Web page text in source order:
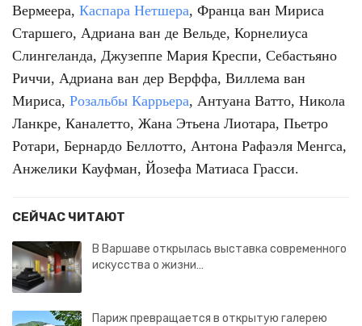
Вермеера, Каспара Нетшера, Франца ван Мириса
Старшего, Адриана ван де Вельде, Корнелиуса
Слингеланда, Джузеппе Мария Креспи, Себастьяно
Риччи, Адриана ван дер Верффа, Виллема ван
Мириса, Розальбы Каррьера, Антуана Ватто, Никола
Ланкре, Каналетто, Жана Этьена Лиотара, Пьетро
Ротари, Бернардо Беллотто, Антона Рафаэля Менгса,
Анжелики Кауфман, Йозефа Матиаса Грасси.
СЕЙЧАС ЧИТАЮТ
В Варшаве открылась выставка современного
искусства о жизни…
Париж превращается в открытую галерею